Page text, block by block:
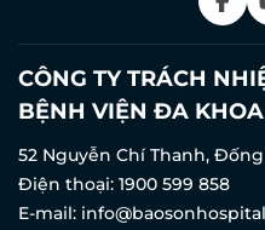
CÔNG TY TRÁCH
BỆNH VIỆN ĐA
52 Nguyễn Chí Thanh,
Điện thoại: 1900 599 858
E-mail: